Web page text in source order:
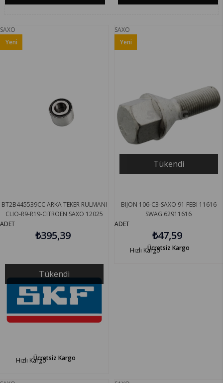
SAXO
Tükendi
BT2B445539CC ARKA TEKER RULMANI
CLIO-R9-R19-CITROEN SAXO 12025
ADET
₺395,39
Ücretsiz Kargo
Yeni
Hızlı Kargo
SAXO
Tükendi
BIJON 106-C3-SAXO 91 FEBI 11616
SWAG 62911616
ADET
₺47,59
Ücretsiz Kargo
Yeni
Hızlı Kargo